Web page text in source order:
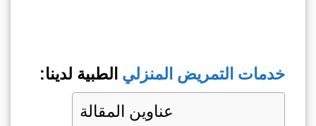
خدمات التمريض المنزلي الطبية لدينا:
عناوين المقالة